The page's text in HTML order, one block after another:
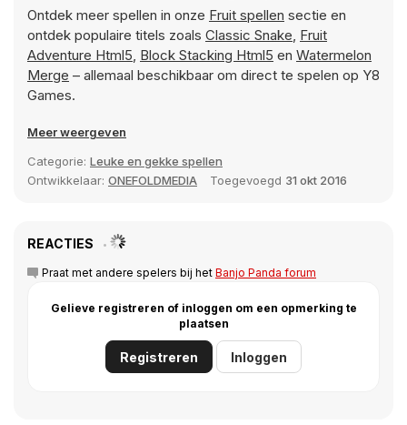
Ontdek meer spellen in onze Fruit spellen sectie en
ontdek populaire titels zoals Classic Snake, Fruit
Adventure Html5, Block Stacking Html5 en Watermelon
Merge – allemaal beschikbaar om direct te spelen op Y8
Games.
Meer weergeven
Categorie: Leuke en gekke spellen
Ontwikkelaar: ONEFOLDMEDIA Toegevoegd 31 okt 2016
REACTIES
Praat met andere spelers bij het Banjo Panda forum
Gelieve registreren of inloggen om een opmerking te
plaatsen
Registreren Inloggen